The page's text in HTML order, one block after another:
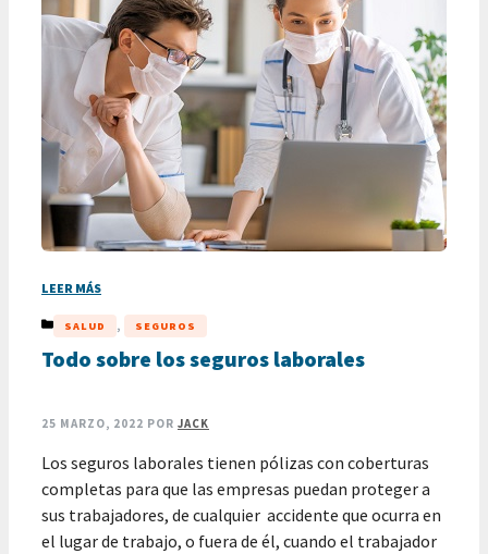
LEER MÁS
CATEGORÍAS
SALUD , SEGUROS
Todo sobre los seguros laborales
25 MARZO, 2022 POR JACK
Los seguros laborales tienen pólizas con coberturas
completas para que las empresas puedan proteger a
sus trabajadores, de cualquier accidente que ocurra en
el lugar de trabajo, o fuera de él, cuando el trabajador